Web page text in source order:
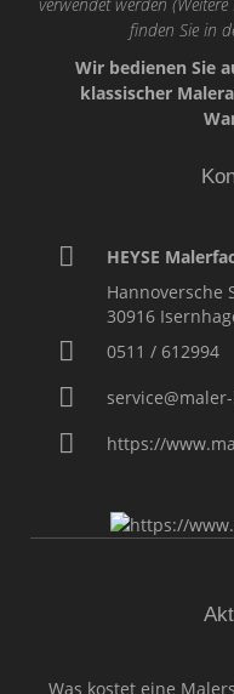
finden Sie in
Wir bedienen Sie
klassischer
HEYSE
Hannoversche
30916
0511 / 612994
https://
Was kostet eine